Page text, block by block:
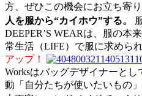
方、ぜひこの機会にお立ち寄
人を服から“カイホウ”する。
DEEPERʼS WEARは、服の本
常生活（LIFE）で服に求めら
アップ！
Worksはバッグデザイナーと
動「自分たちが使いたいもの